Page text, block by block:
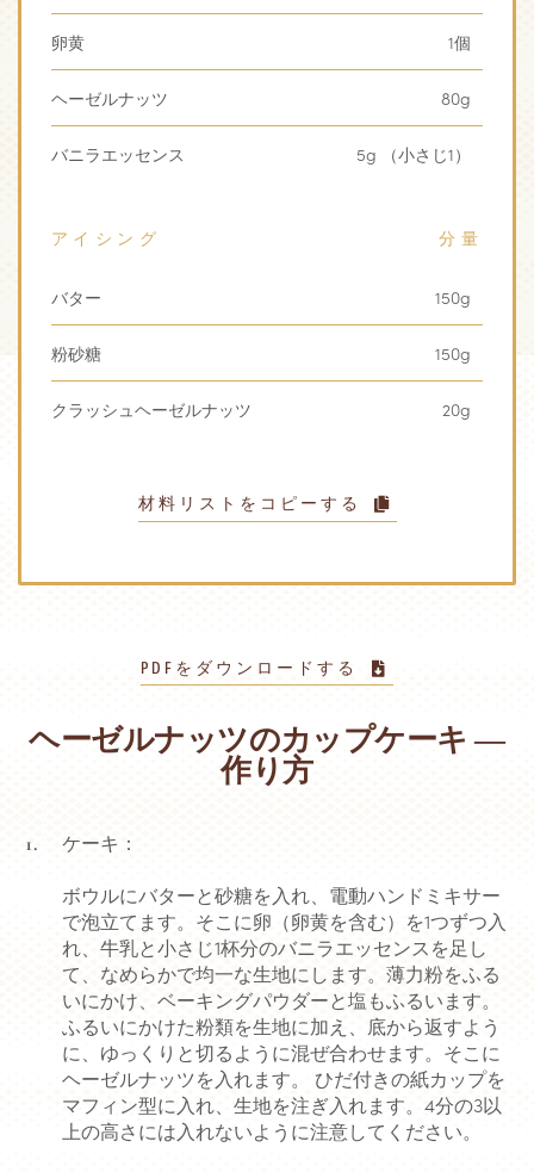
卵黄 1個
ヘーゼルナッツ 80g
バニラエッセンス 5g （小さじ1）
アイシング 分量
バター 150g
粉砂糖 150g
クラッシュヘーゼルナッツ 20g
材料リストをコピーする
PDFをダウンロードする
ヘーゼルナッツのカップケーキ ―
作り方
ケーキ：
ボウルにバターと砂糖を入れ、電動ハンドミキサー
で泡立てます。そこに卵（卵黄を含む）を1つずつ入
れ、牛乳と小さじ1杯分のバニラエッセンスを足し
て、なめらかで均一な生地にします。薄力粉をふる
いにかけ、ベーキングパウダーと塩もふるいます。
ふるいにかけた粉類を生地に加え、底から返すよう
に、ゆっくりと切るように混ぜ合わせます。そこに
ヘーゼルナッツを入れます。 ひだ付きの紙カップを
マフィン型に入れ、生地を注ぎ入れます。4分の3以
上の高さには入れないように注意してください。